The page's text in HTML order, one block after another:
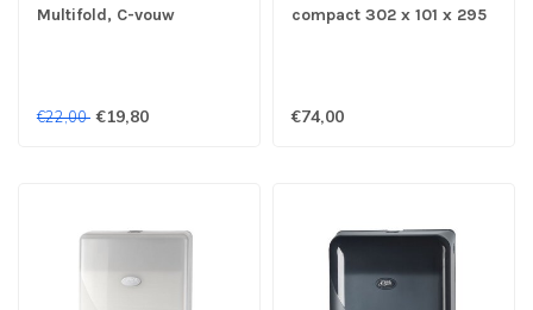
Multifold, C-vouw
€22,00 €19,80
compact 302 x 101 x 295
€74,00